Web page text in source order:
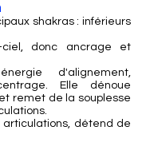
shakras : inférieurs
donc ancrage et
d'alignement,
Elle dénoue
remet de la souplesse
détend de